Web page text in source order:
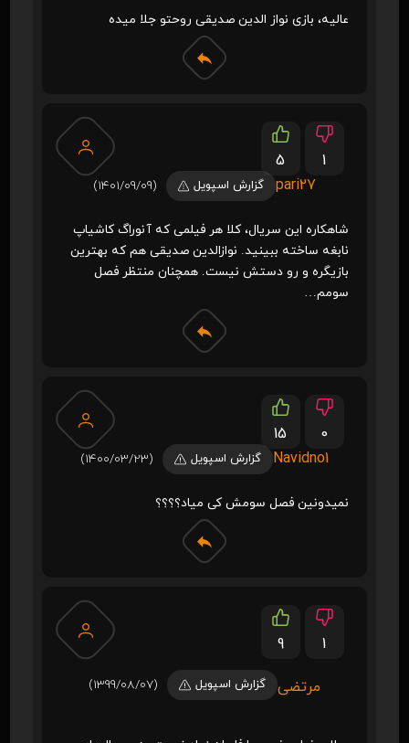
عالیه، بازی نواز الدین صدیقی روحتو جلا میده
5
1
pari27
گزارش اسپویل (1401/09/09)
شاهکاره این سریال، کلا هر فیلمی که آنوراگ کاشیاپ
نابغه ساخته ببینید. نوازالدین صدیقی هم که بهترین
بازیگره و رو دستش نیست. همچنان منتظر فصل
سومم…
15
0
Navidno1
گزارش اسپویل (1400/03/23)
نمیدونین فصل سومش کی میاد؟؟؟؟
9 1
مرتضی گزارش اسپویل (1399/08/07)